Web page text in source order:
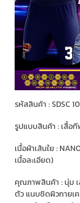
รหัสสินค้า : SDSC
รูปแบบสินค้า : เสื้อ
เนื้อผ้าเส้นใย :
เนื้อละเอียด)
คุณภาพสินค้า : นุ่ม เ
ตัว แนบชิดผิวกายเ